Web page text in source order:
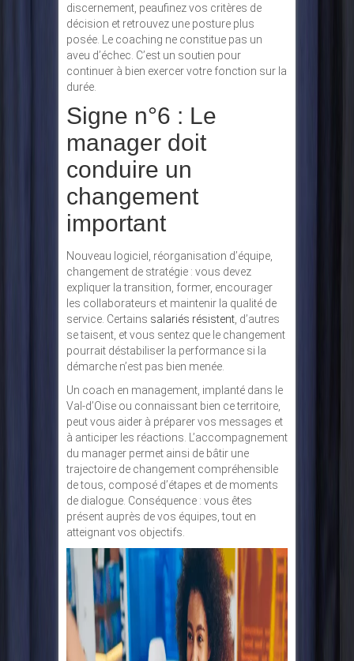
discernement, peaufinez vos critères de
décision et retrouvez une posture plus
posée. Le coaching ne constitue pas un
aveu d’échec. C’est un soutien pour
continuer à bien exercer votre fonction sur la
durée.
Signe n°6 : Le
manager doit
conduire un
changement
important
Nouveau logiciel, réorganisation d’équipe,
changement de stratégie : vous devez
expliquer la transition, former, encourager
les collaborateurs et maintenir la qualité de
service. Certains salariés résistent , d’autres
se taisent, et vous sentez que le changement
pourrait déstabiliser la performance si la
démarche n’est pas bien menée.
Un coach en management, implanté dans le
Val-d’Oise ou connaissant bien ce territoire,
peut vous aider à préparer vos messages et
à anticiper les réactions. L’accompagnement
du manager permet ainsi de bâtir une
trajectoire de changement compréhensible
de tous, composé d’étapes et de moments
de dialogue. Conséquence : vous êtes
présent auprès de vos équipes, tout en
atteignant vos objectifs.